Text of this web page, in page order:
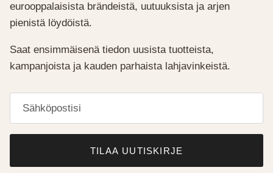
eurooppalaisista brändeistä, uutuuksista ja arjen
pienistä löydöistä.
Saat ensimmäisenä tiedon uusista tuotteista,
kampanjoista ja kauden parhaista lahjavinkeistä.
TILAA UUTISKIRJE